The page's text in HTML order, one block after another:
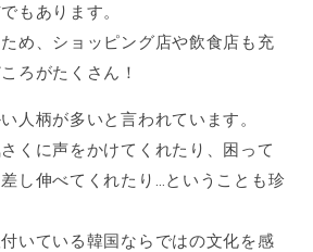
もあります。
め、ショッピング店や飲食店も充
ろがたくさん！
人柄が多いと言われています。
くに声をかけてくれたり、困って
し伸べてくれたり…ということも珍
いている韓国ならではの文化を感